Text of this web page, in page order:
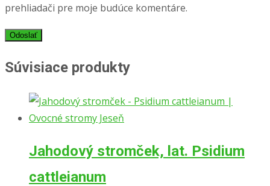
prehliadači pre moje budúce komentáre.
Súvisiace produkty
Jahodový stromček, lat. Psidium
cattleianum